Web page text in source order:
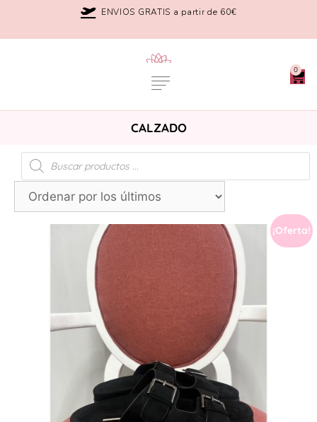
ENVIOS GRATIS a partir de 60€
0
CALZADO
¡Oferta!